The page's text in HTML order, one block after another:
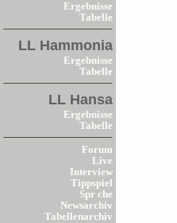
Ergebnisse
Tabelle
LL Hammonia
Ergebnisse
Tabelle
LL Hansa
Ergebnisse
Tabelle
Forum
Live
Interview
Tippspiel
Spr che
Newsarchiv
Tabellenarchiv